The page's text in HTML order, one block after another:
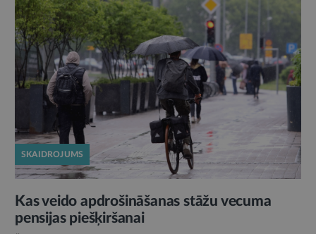
SKAIDROJUMS
Kas veido apdrošināšanas stāžu vecuma
pensijas piešķiršanai